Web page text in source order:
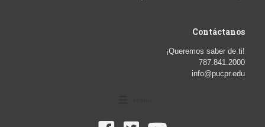
Contáctanos
¡Queremos saber de ti!
787.841.2000
info@pucpr.edu